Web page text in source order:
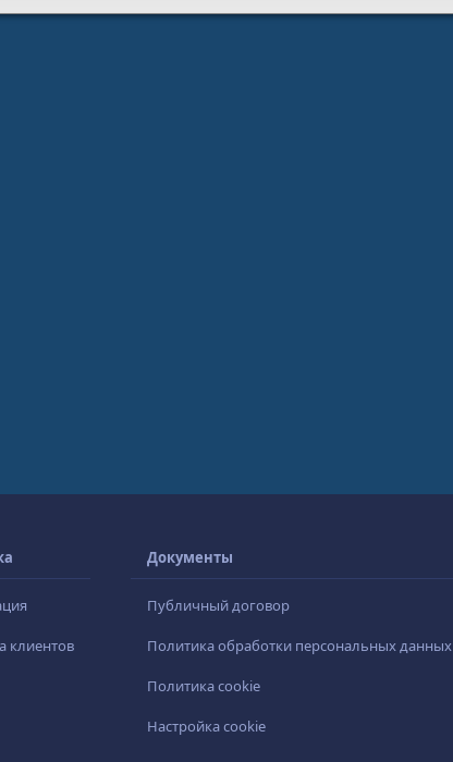
клиентов
Документы
Публичный договор
Политика обработки персональных данных
Политика cookie
Настройка cookie